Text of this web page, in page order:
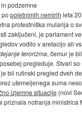
podzemne
popoletnimih nemirih leta
protestniška mularija o
zaključeni, je parlament
vodilo v aretacijo ali
terorizma, čemur je
pregleduje. Stvari
bil rutinski pregled dveh
utemeljenega suma
izjemne situacije(novi
priznala notranja ministrica